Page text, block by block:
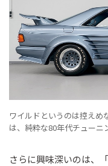
ワイルドというのは控えめ
は、純粋な80年代チューニ
さらに興味深いのは、